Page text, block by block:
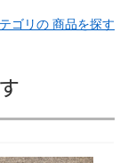
ゴリの 商品を探す